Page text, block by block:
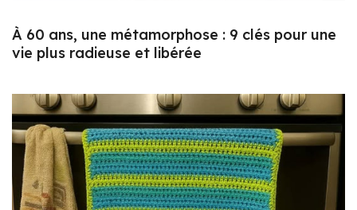
À 60 ans, une métamorphose : 9 clés pour une
vie plus radieuse et libérée